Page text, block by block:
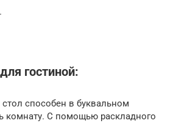
гостиной:
способен в буквальном
комнату. С помощью раскладного